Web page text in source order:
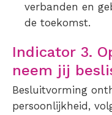
verbanden en
de toekomst.
Indicator 3.
neem jij
Besluitvorming
persoonlijkheid,